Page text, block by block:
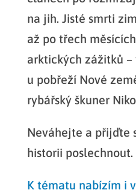
na jih. Jisté smrti
až po třech
arktických zážitků –
u pobřeží Nové
rybářský škuner
Neváhejte a přijďte
historii poslechnout.
K tématu nabízím i